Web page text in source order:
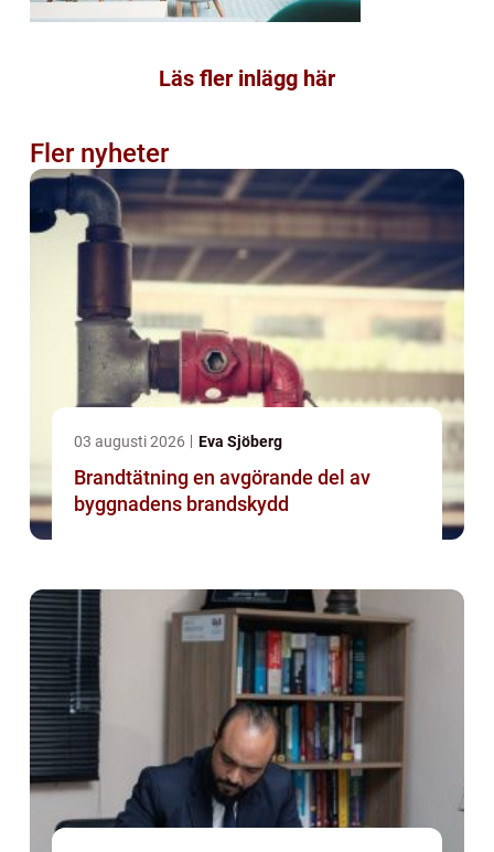
Läs fler inlägg här
Fler nyheter
03 augusti 2026 Eva Sjöberg
Brandtätning en avgörande del av
byggnadens brandskydd